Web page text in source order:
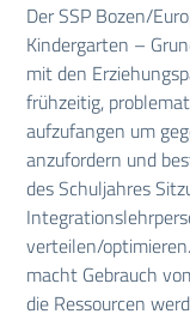
Der SSP Bozen/
Kindergarten –
mit den
frühzeitig,
aufzufangen um
anzufordern und
des Schuljahres
verteilen/
macht Gebrauch
die Ressourcen